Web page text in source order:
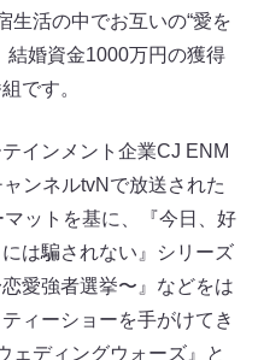
生活の中でお互いの“愛を
結婚資金1000万円の獲得
です。
インメント企業CJ ENM
ンネルtvNで放送された
マットを基に、『今日、好
は騙されない』シリーズ
愛強者選挙〜』などをは
ィーショーを手がけてき
ェディングウォーズ』と